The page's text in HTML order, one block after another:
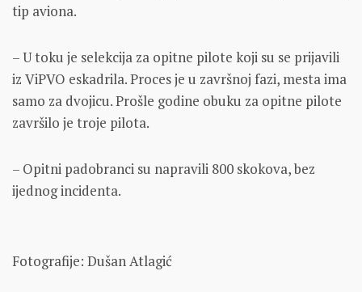
tip aviona.
– U toku je selekcija za opitne pilote koji su se prijavili
iz ViPVO eskadrila. Proces je u završnoj fazi, mesta ima
samo za dvojicu. Prošle godine obuku za opitne pilote
završilo je troje pilota.
– Opitni padobranci su napravili 800 skokova, bez
ijednog incidenta.
Fotografije: Dušan Atlagić